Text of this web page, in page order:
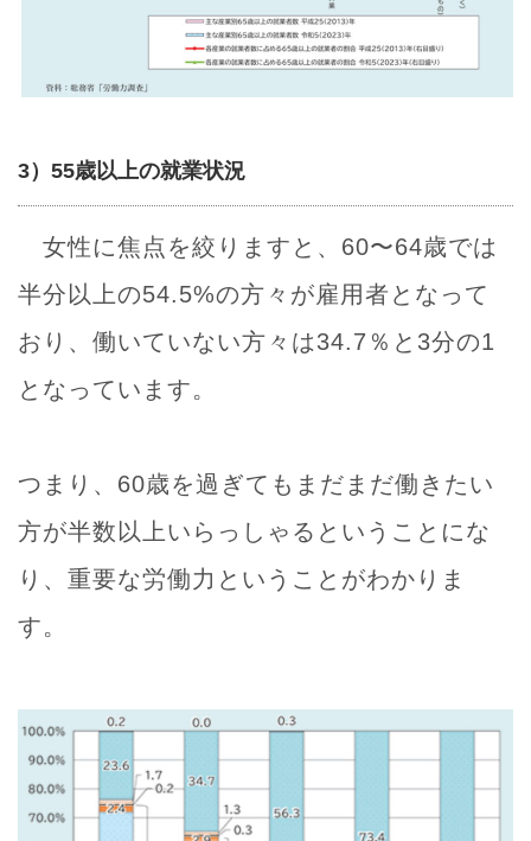
3）55歳以上の就業状況
女性に焦点を絞りますと、60〜64歳では
半分以上の54.5%の方々が雇用者となって
おり、働いていない方々は34.7％と3分の1
となっています。
つまり、60歳を過ぎてもまだまだ働きたい
方が半数以上いらっしゃるということにな
り、重要な労働力ということがわかりま
す。